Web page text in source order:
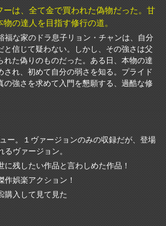
は、全て金で買われた偽物だった。甘
の達人を目指す修行の道。
福な家のドラ息子リョン・チャンは、自分
と信じて疑わない。しかし、その強さは父
れた偽りのものだった。ある日、本物の達
され、初めて自分の弱さを知る。プライド
の強さを求めて入門を懇願する、過酷な修
ー。１ヴァージョンのみの収録だが、登場
ヴァージョン。
に残したい作品と言わしめた作品！
作娯楽アクション！
購入して見て見た